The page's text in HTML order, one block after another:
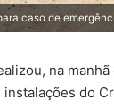
caso de
na
do